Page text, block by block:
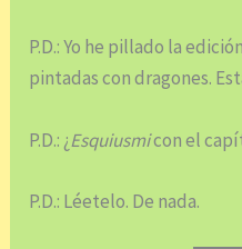
P.D.: Yo he pillado la
pintadas con dragones.
P.D.: ¿Esquiusmicon el
P.D.: Léetelo. De nada.